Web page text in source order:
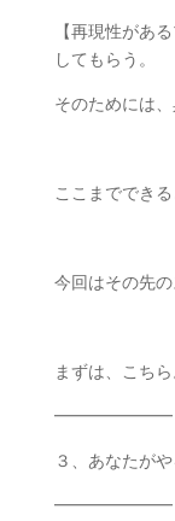
【再現性があ
してもらう。
そのためには
ここまででき
今回はその先の
まずは、こちら
━━━━━━━
３、あなたが
━━━━━━━